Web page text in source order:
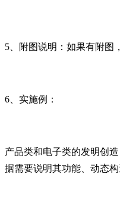
5、附图说明：如果有附图
6、实施例：
产品类和电⼦类的发明创
据需要说明其功能、动态